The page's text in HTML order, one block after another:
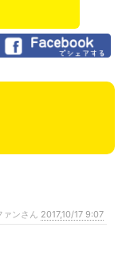
ンさん 2017,10/17 9:07